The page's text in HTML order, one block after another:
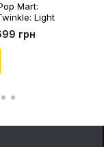
Mart:
Light
Sets Series
1 з 10)
грн